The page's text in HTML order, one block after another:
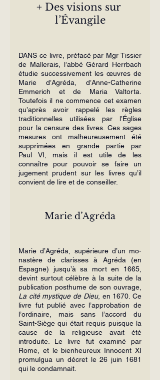
+ Des visions sur
l’Évangile
DANS ce livre, préfacé par Mgr Tissier
de Mallerais, l’abbé Gérard Herrbach
étu­die successivement les œuvres de
Marie d’Agréda, d’Anne-Catherine
Emmerich et de Maria Valtorta.
Toutefois il ne com­mence cet examen
qu’après avoir rappelé les règles
traditionnelles utilisées par l’É­glise
pour la censure des livres. Ces sages
mesures ont malheureusement été
sup­primées en grande partie par
Paul VI, mais il est utile de les
connaître pour pou­voir se faire un
jugement prudent sur les livres qu’il
convient de lire et de conseil­ler.
Marie d’Agréda
Marie d’Agréda, supérieure d’un mo­
nastère de clarisses à Agréda (en
Espagne) jusqu’à sa mort en 1665,
devint surtout célèbre à la suite de la
La cité mystique de Dieu, en 1670. Ce
livre fut publié avec l’approbation de
l’ordinaire, mais sans l’accord du
Saint-Siège qui était requis puisque la
cause de la religieuse avait été
introduite. Le livre fut examiné par
Rome, et le bienheureux Innocent XI
promulgua un décret le 26 juin 1681
qui le condamnait.